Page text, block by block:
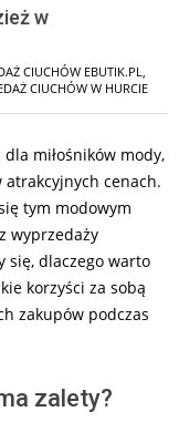
w
CIUCHÓW EBUTIK.PL
CIUCHÓW W HURCIE
miłośników mody,
cenach.
tym modowym
wyprzedaży
się, dlaczego warto
korzyści za sobą
zakupów podczas
zalety?